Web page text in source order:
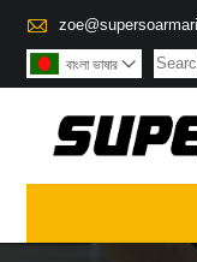

বাংলা ভাষার 